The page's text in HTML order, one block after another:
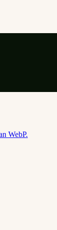
WebP.